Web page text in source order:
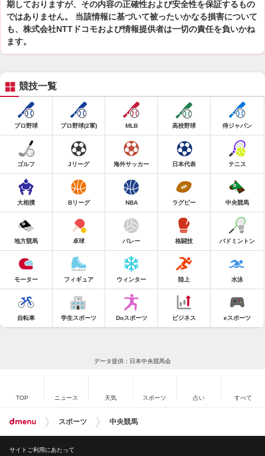
期しておりますが、その内容の正確性および安全性を保証するもの
ではありません。 当該情報に基づいて被ったいかなる損害について
も、株式会社NTTドコモおよび情報提供者は一切の責任を負いかね
ます。
競技一覧
プロ野球 プロ野球(2軍) MLB 高校野球 侍ジャパン
ゴルフ Jリーグ 海外サッカー 日本代表 テニス
大相撲 Bリーグ NBA ラグビー 中央競馬
地方競馬 卓球 バレー 格闘技 バドミントン
モーター フィギュア ウィンター 陸上 水泳
自転車 学生スポーツ Doスポーツ ビジネス eスポーツ
データ提供：日本中央競馬会
TOP ニュース 天気 スポーツ 占い すべて
スポーツ 中央競馬
サイトご利用にあたって